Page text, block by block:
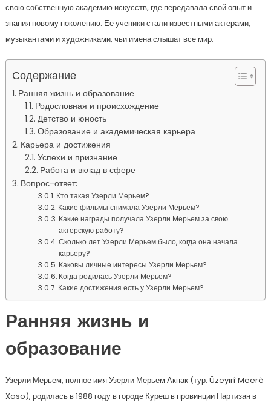
свою собственную академию искусств, где передавала свой опыт и
знания новому поколению. Ее ученики стали известными актерами,
музыкантами и художниками, чьи имена слышат все мир.
Содержание
Ранняя жизнь и образование
Родословная и происхождение
Детство и юность
Образование и академическая карьера
Карьера и достижения
Успехи и признание
Работа и вклад в сфере
Вопрос-ответ:
Кто такая Узерли Мерьем?
Какие фильмы снимала Узерли Мерьем?
Какие награды получала Узерли Мерьем за свою
актерскую работу?
Сколько лет Узерли Мерьем было, когда она начала
карьеру?
Каковы личные интересы Узерли Мерьем?
Когда родилась Узерли Мерьем?
Какие достижения есть у Узерли Мерьем?
Ранняя жизнь и
образование
Узерли Мерьем, полное имя Узерли Мерьем Акпак (тур. Üzeyirî Meerê
Xaso), родилась в 1988 году в городе Куреш в провинции Партизан в